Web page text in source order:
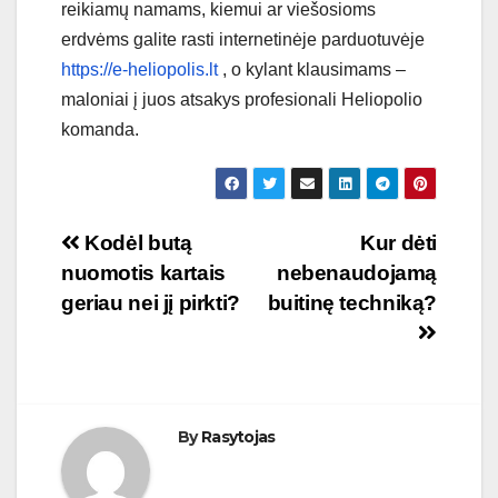
reikiamų namams, kiemui ar viešosioms
erdvėms galite rasti internetinėje parduotuvėje
https://e-heliopolis.lt, o kylant klausimams –
maloniai į juos atsakys profesionali Heliopolio
komanda.
Navigacija
tarp
Kur dėti
nebenaudojamą
buitinę techniką?
Kodėl butą
nuomotis kartais
geriau nei jį pirkti?
ByRasytojas